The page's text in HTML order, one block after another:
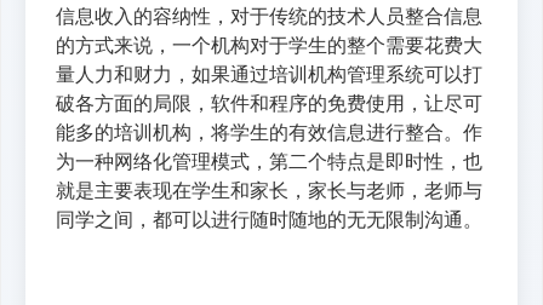
信息收入的容纳性，对于传统的技术人员整合信息
的方式来说，一个机构对于学生的整个需要花费大
量人力和财力，如果通过培训机构管理系统可以打
破各方面的局限，软件和程序的免费使用，让尽可
能多的培训机构，将学生的有效信息进行整合。作
为一种网络化管理模式，第二个特点是即时性，也
就是主要表现在学生和家长，家长与老师，老师与
同学之间，都可以进行随时随地的无无限制沟通。